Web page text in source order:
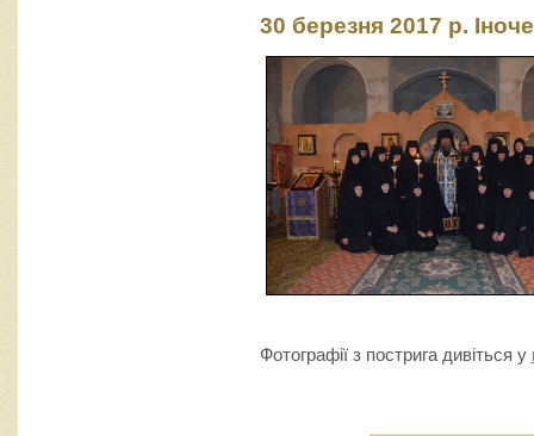
30 березня 2017 р.
Фотографії з пострига дивіться у